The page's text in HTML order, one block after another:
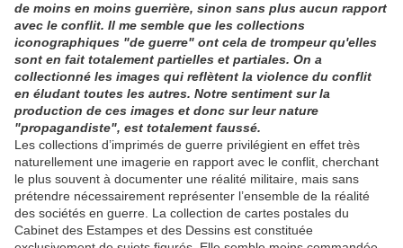
de moins en moins guerrière, sinon sans plus aucun rapport
avec le conflit. Il me semble que les collections
iconographiques "de guerre" ont cela de trompeur qu'elles
sont en fait totalement partielles et partiales. On a
collectionné les images qui reflètent la violence du conflit
en éludant toutes les autres. Notre sentiment sur la
production de ces images et donc sur leur nature
"propagandiste", est totalement faussé.
Les collections d’imprimés de guerre privilégient en effet très
naturellement une imagerie en rapport avec le conflit, cherchant
le plus souvent à documenter une réalité militaire, mais sans
prétendre nécessairement représenter l’ensemble de la réalité
des sociétés en guerre. La collection de cartes postales du
Cabinet des Estampes et des Dessins est constituée